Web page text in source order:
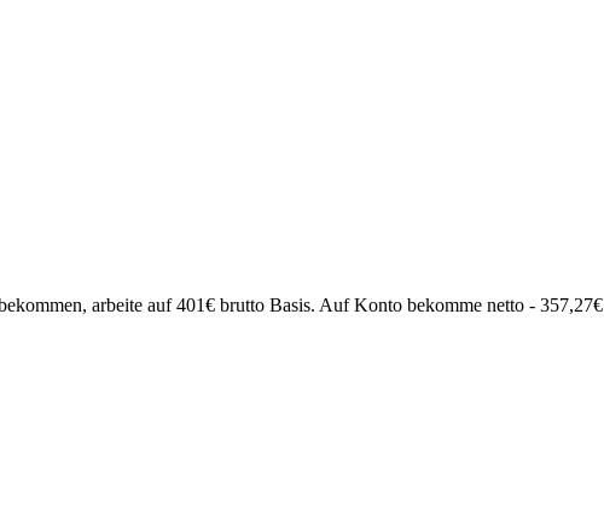
arbeite auf 401€ brutto Basis. Auf Konto bekomme netto - 357,27€